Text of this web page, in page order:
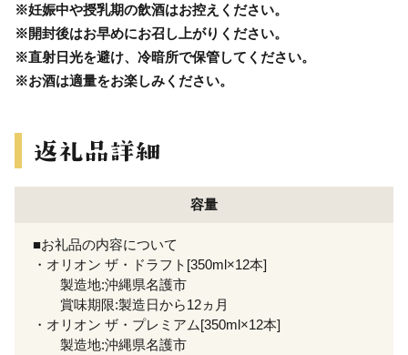
※妊娠中や授乳期の飲酒はお控えください。
※開封後はお早めにお召し上がりください。
※直射日光を避け、冷暗所で保管してください。
※お酒は適量をお楽しみください。
容量
■お礼品の内容について
・オリオン ザ・ドラフト[350ml×12本]
製造地:沖縄県名護市
賞味期限:製造日から12ヵ月
・オリオン ザ・プレミアム[350ml×12本]
製造地:沖縄県名護市